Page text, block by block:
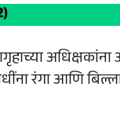
रंगा आणि